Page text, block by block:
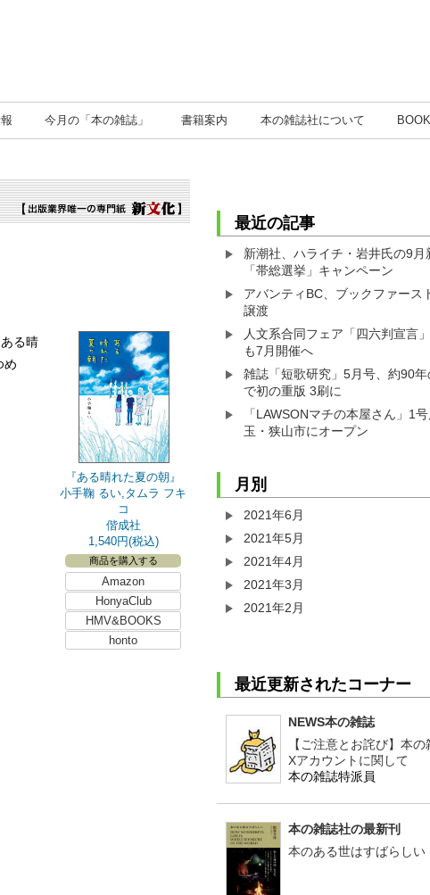
今月の 「本の雑誌」 書籍案内 本の雑誌社について BOOK
『ある晴れた夏の朝』
小手鞠 るい,タムラ フキ
コ
偕成社
1,540円(税込)
商品を購入する
Amazon
HonyaClub
HMV&BOOKS
honto
る晴
め
最近の記事
新潮社、ハライチ・岩井氏の9月
「帯総選挙」キャンペーン
アバンティBC、ブックファース
譲渡
人文系合同フェア「四六判宣言
も7月開催へ
雑誌「短歌研究」5月号、約90年
で初の重版 3刷に
「LAWSONマチの本屋さん」1
玉・狭山市にオープン
月別
2021年6月
2021年5月
2021年4月
2021年3月
2021年2月
最近更新されたコーナー
NEWS本の雑誌
【ご注意とお詫び】本
Xアカウントに関して
本の雑誌特派員
本の雑誌社の最新刊
本のある世はすばらしい